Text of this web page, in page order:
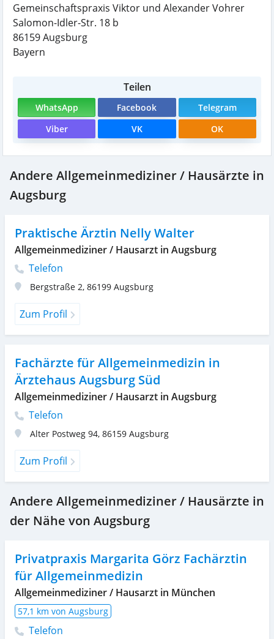
Gemeinschaftspraxis Viktor und Alexander Vohrer
Salomon-Idler-Str. 18 b
86159Augsburg
Bayern
Teilen
WhatsApp Facebook
Telegram
Viber
VK OK
Andere Allgemeinmediziner / Hausärzte in
Augsburg
Praktische Ärztin Nelly Walter
Allgemeinmediziner / Hausarzt in Augsburg
Telefon
Bergstraße 2, 86199 Augsburg
Zum Profil
Fachärzte für Allgemeinmedizin in
Ärztehaus Augsburg Süd
Allgemeinmediziner / Hausarzt in Augsburg
Telefon
Alter Postweg 94, 86159 Augsburg
Zum Profil
Andere Allgemeinmediziner / Hausärzte in
der Nähe von Augsburg
Privatpraxis Margarita Görz Fachärztin
für Allgemeinmedizin
Allgemeinmediziner / Hausarzt in München
57,1 km von Augsburg
Telefon